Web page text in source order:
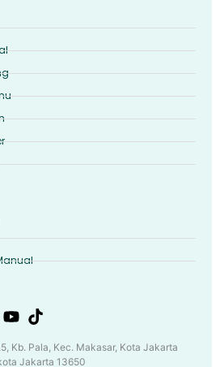
Kb. Pala, Kec. Makasar, Kota Jakarta
Jakarta 13650